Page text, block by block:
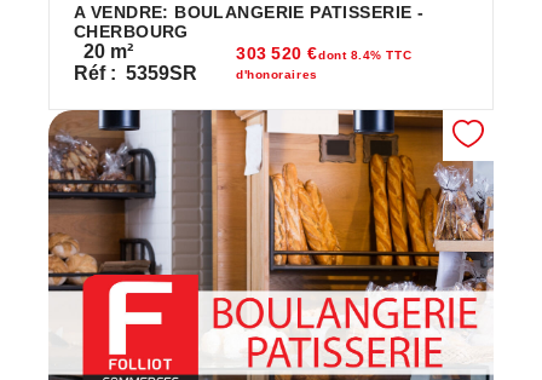
A VENDRE: BOULANGERIE PATISSERIE -
CHERBOURG
20 m²
Réf : 5359SR
303 520 €dont 8.4% TTC
d'honoraires